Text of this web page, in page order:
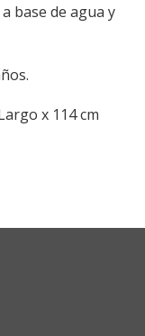
base de agua y
x 114 cm